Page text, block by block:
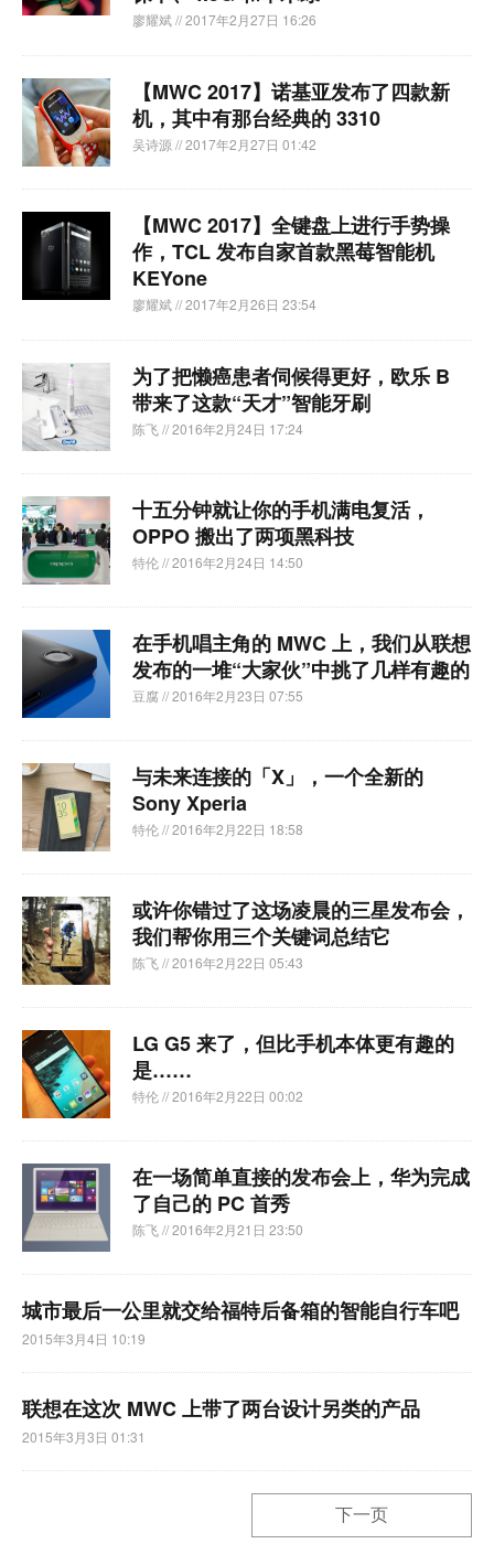
廖耀斌 // 2017年2月27日 16:26
【MWC 2017】诺基亚发布了四款新
机，其中有那台经典的 3310
吴诗源 // 2017年2月27日 01:42
【MWC 2017】全键盘上进行手势操
作，TCL 发布自家首款黑莓智能机
KEYone
廖耀斌 // 2017年2月26日 23:54
为了把懒癌患者伺候得更好，欧乐 B
带来了这款“天才”智能牙刷
陈飞 // 2016年2月24日 17:24
十五分钟就让你的手机满电复活，
OPPO 搬出了两项黑科技
特伦// 2016年2月24日 14:50
在手机唱主角的 MWC 上，我们从联想
发布的一堆“大家伙”中挑了几样有趣的
豆腐// 2016年2月23日 07:55
与未来连接的「X」，一个全新的
Sony Xperia
特伦// 2016年2月22日 18:58
或许你错过了这场凌晨的三星发布会，
我们帮你用三个关键词总结它
陈飞 // 2016年2月22日 05:43
LG G5 来了，但比手机本体更有趣的
是……
特伦// 2016年2月22日 00:02
在一场简单直接的发布会上，华为完成
了自己的 PC 首秀
陈飞 // 2016年2月21日 23:50
城市最后一公里就交给福特后备箱的智能自行车吧
2015年3月4日 10:19
联想在这次 MWC 上带了两台设计另类的产品
2015年3月3日 01:31
下一页